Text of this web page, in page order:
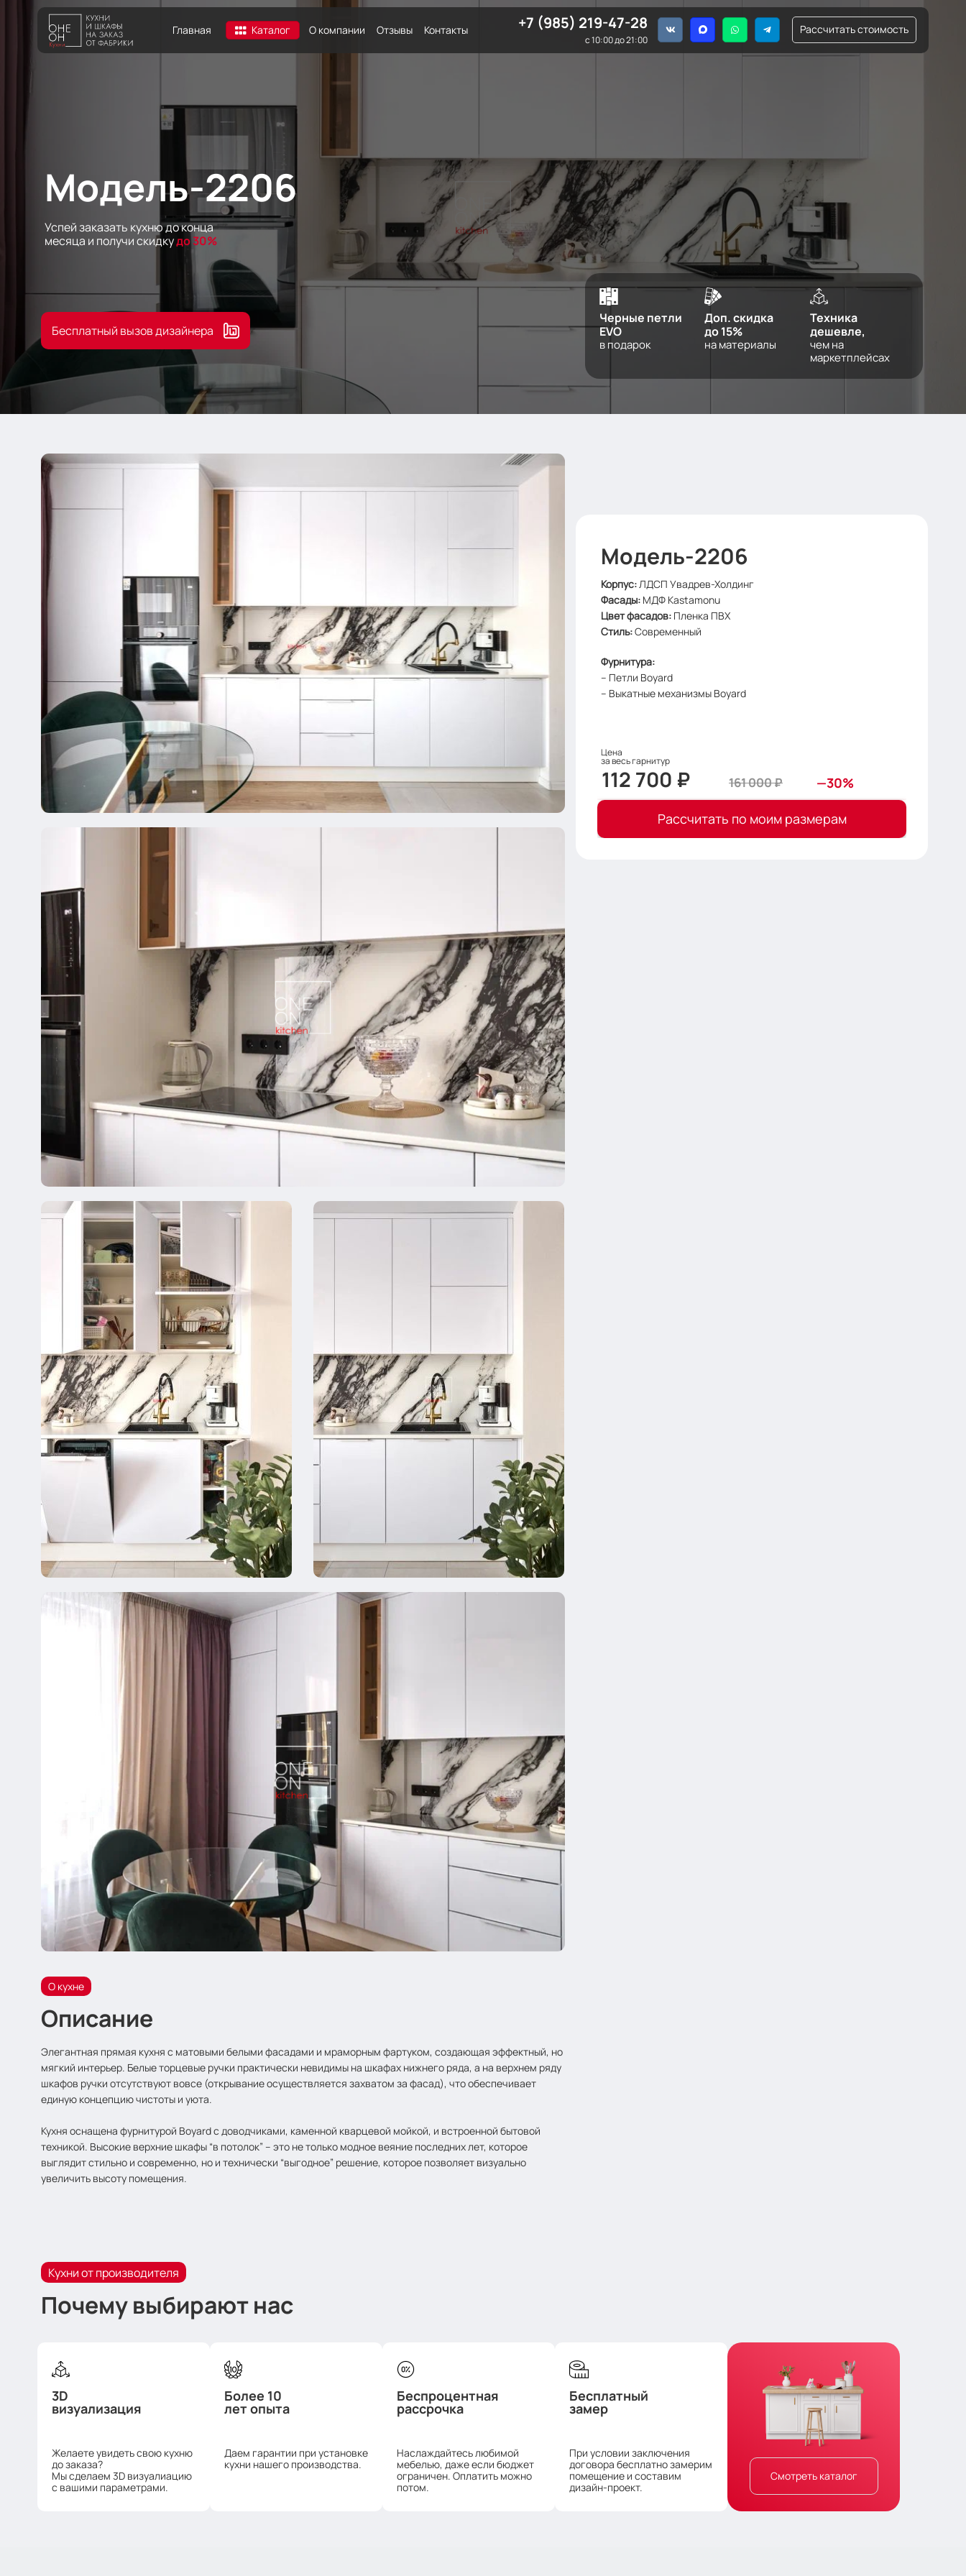
Главная Каталог О компании Отзывы Контакты +7 (985) 219-47-28
с 10:00 до 21:00
Рассчитать стоимость
Модель-2206
Успей заказать кухню до конца
месяца и получи скидкудо 30%
Бесплатный вызов дизайнера
Черные петли
EVO
в подарок
Доп. скидка
до 15%
на материалы
Техника
дешевле,
чем на
маркетплейсах
О кухне
Описание
Элегантная прямая кухня с матовыми белыми фасадами и мраморным фартуком, создающая эффектный, но
мягкий интерьер. Белые торцевые ручки практически невидимы на шкафах нижнего ряда, а на верхнем ряду
шкафов ручки отсутствуют вовсе (открывание осуществляется захватом за фасад), что обеспечивает
единую концепцию чистоты и уюта.
Кухня оснащена фурнитурой Boyard с доводчиками, каменной кварцевой мойкой, и встроенной бытовой
техникой. Высокие верхние шкафы “в потолок” – это не только модное веяние последних лет, которое
выглядит стильно и современно, но и технически “выгодное” решение, которое позволяет визуально
увеличить высоту помещения.
Модель-2206
Корпус:ЛДСП Увадрев-Холдинг
Фасады: МДФ Kastamonu
Цвет фасадов: Пленка ПВХ
Стиль:Современный
Фурнитура:
– Петли Boyard
– Выкатные механизмы Boyard
Цена
за весь га​​​​рнитур
112 700 ₽ 161 000₽ —30%
Рассчитать по моим размерам
Кухни от производителя
Почему выбирают нас
3D
визуализация
Желаете увидеть свою кухню
до заказа?
Мы сделаем 3D визуалиацию
с вашими параметрами.
Более 10
лет опыта
Даем гарантии при установке
кухни нашего производства.
Беспроцентная
рассрочка
Наслаждайтесь любимой
мебелью, даже если бюджет
ограничен. Оплатить можно
потом.
Бесплатный
замер
При условии заключения
договора бесплатно замерим
помещение и составим
дизайн-проект.
Смотреть каталог